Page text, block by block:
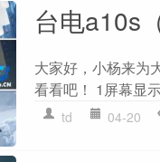
台电a10s
大家好，小杨来为
看看吧！ 1屏幕显
td 04-20